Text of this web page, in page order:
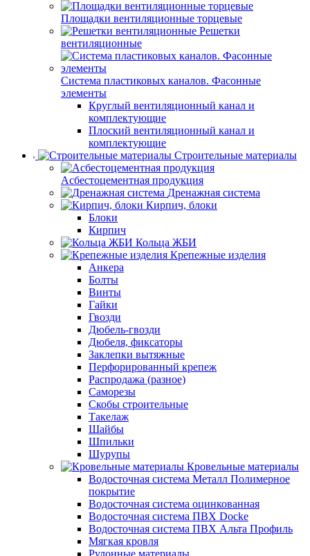
Площадки вентиляционные торцевые
Решетки
вентиляционные
Система пластиковых каналов. Фасонные
элементы
Круглый вентиляционный канал и
комплектующие
Плоский вентиляционный канал и
комплектующие
Строительные материалы
Асбестоцементная продукция
Дренажная система
Кирпич, блоки
Блоки
Кирпич
Кольца ЖБИ
Крепежные изделия
Анкера
Болты
Винты
Гайки
Гвозди
Дюбель-гвозди
Дюбеля, фиксаторы
Заклепки вытяжные
Перфорированный крепеж
Распродажа (разное)
Саморезы
Скобы строительные
Такелаж
Шайбы
Шпильки
Шурупы
Кровельные материалы
Водосточная система Металл Полимерное
покрытие
Водосточная система оцинкованная
Водосточная система ПВХ Docke
Водосточная система ПВХ Альта Профиль
Мягкая кровля
Рулонные материалы